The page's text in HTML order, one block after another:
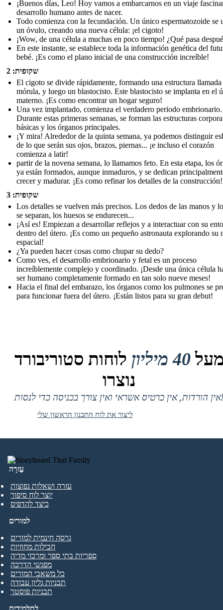
¡Buenos días, Leo! Hoy vamos a embarcarnos en un viaje
desarrollo humano antes de nacer.
Todo comienza con la fecundación. Un único espermatozoide se
un óvulo, creando una nueva célula: ¡el cigoto!
¡Wow, de una célula a muchas en poco tiempo! ¿Qué pasa
En este instante, se establece toda la información genética del
bebé. ¡Es como el plano inicial de una construcción increíble!
שקופית: 2
El cigoto se divide rápidamente, formando una estructura llamada
mórula, y luego un blastocisto. Este blastocisto se implanta en el
materno. ¡Es como encontrar un hogar seguro!
Una vez implantado, comienza el verdadero periodo embrionario.
Durante estas primeras semanas, se forman las estructuras
básicas y los órganos principales.
¡Y mira! Alrededor de la quinta semana, ya podemos distinguir
de lo que serán sus ojos, brazos, piernas... ¡e incluso el corazón
comienza a latir!
partir de la novena semana, lo llamamos feto. En esta etapa, los
ya están formados, aunque inmaduros, y se dedican
crecer y madurar. ¡Es como refinar los detalles de la construcción!
שקופית: 3
Los detalles se vuelven más precisos. Los dedos de las manos y
se separan, los huesos se endurecen...
¡Así es! Empiezan a desarrollar reflejos y a interactuar con su
dentro del útero. ¡Es como un pequeño astronauta explorando su
espacial!
¿Ya pueden hacer cosas como chupar su dedo?
Como ves, el desarrollo embrionario y fetal es un proceso
increíblemente complejo y coordinado. ¡Desde una única célula
ser humano completamente formado en tan solo nueve meses!
Hacia el final del embarazo, los órganos como los pulmones se
para funcionar fuera del útero. ¡Están listos para su gran debut!
40 מיליון
לוחות סטוריבורד
נוצרו
אין הורדות, אין כרטיס אשראי ואין צורך בכניסה כדי לנסות!
ליצור את לוח התכנון הראשון שלי
עֶזרָה
עזרה ושאלות נפוצות
יוצר לוח סיפור
כיצד להדפיס
למורים
גרסה חינמית למורים
חבילות מחוזיות
ספריות בתי ספר ומרכזי מדיה
מפגשי הדרכה
כל משאבי המורים
תבניות גליון עבודה
תבניות פוסטר